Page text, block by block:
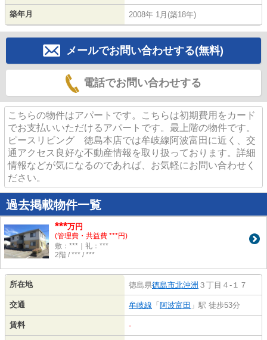
築年月 2008年 1月(築18年)
メールでお問い合わせする(無料)
電話でお問い合わせする
こちらの物件はアパートです。こちらは初期費用をカード
でお支払いいただけるアパートです。最上階の物件です。
ピースリビング 徳島本店では牟岐線阿波富田に近く、交
通アクセス良好な不動産情報を取り扱っております。詳細
情報などが気になるのであれば、お気軽にお問い合わせく
ださい。
過去掲載物件一覧
***万円
(管理費・共益費 ***円)
敷：***｜礼：***
2階 / *** / ***
所在地 徳島県徳島市北沖洲 ３丁目４-１７
交通 牟岐線 「 阿波富田 」駅 徒歩53分
賃料 -